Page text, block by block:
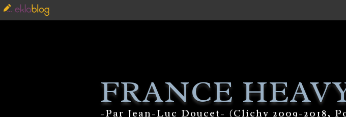
FRANCE
-Par Jean-Luc Doucet- (Clichy 2009-2018,